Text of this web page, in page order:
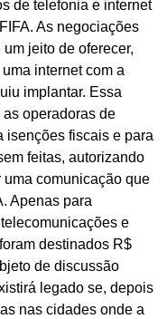
de telefonia e internet
As negociações
jeito de oferecer,
internet com a
implantar. Essa
operadoras de
isenções fiscais e para
feitas, autorizando
comunicação que
Apenas para
e
destinados R$
de discussão
legado se, depois
nas cidades onde a